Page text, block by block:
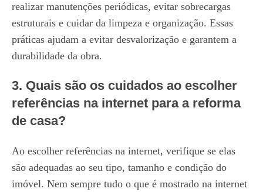
realizar manutenções periódicas, evitar sobrecargas
estruturais e cuidar da limpeza e organização. Essas
práticas ajudam a evitar desvalorização e garantem a
durabilidade da obra.
3. Quais são os cuidados ao escolher
referências na internet para a reforma
de casa?
Ao escolher referências na internet, verifique se elas
são adequadas ao seu tipo, tamanho e condição do
imóvel. Nem sempre tudo o que é mostrado na internet